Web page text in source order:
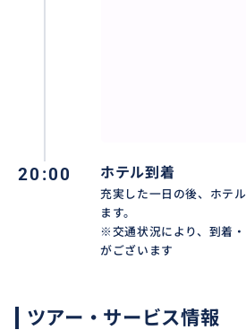
醐味で、現地の人々の温かさに触
歩くだけで五感が刺激される、
交差する賑やかな聖地です。
20:00 ホテル到着
充実した一日の後、ホテ
ます。
※交通状況により、到着
がございます
ツアー・サービス情報